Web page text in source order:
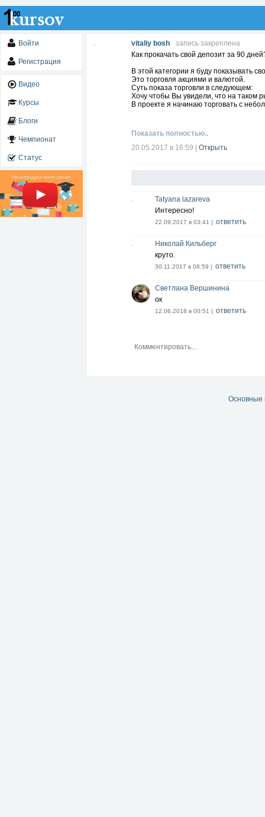
Войти
Регистрация
Видео
Курсы
Блоги
Чемпионат
Статус
vitaliy bosh
запись закреплена
Как прокачать свой депозит за 90
В этой категории я буду показывать
Это торговля акциями и валютой.
Суть показа торговли в следующем:
Хочу чтобы Вы увидели, что на таком
В проекте я начинаю торговать с
Показать полностью..
20.05.2017 в 16:59
Открыть
Tatyana lazareva
Интересно!
22.09.2017 в 03:41 | ответить
Николай Кильберг
круто.
30.11.2017 в 08:59 | ответить
Светлана Вершинина
ок
12.06.2018 в 00:51 | ответить
Основные